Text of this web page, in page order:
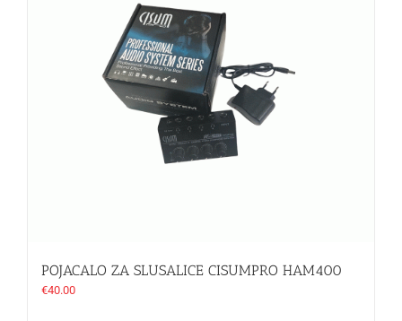
POJACALO ZA SLUSALICE CISUMPRO HAM400
€40.00